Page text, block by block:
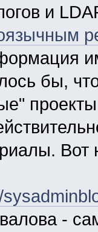
и
бы,
Вот
-